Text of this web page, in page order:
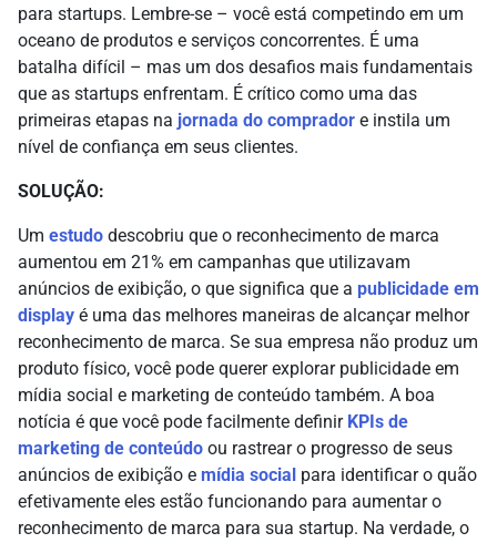
para startups. Lembre-se – você está competindo em um
oceano de produtos e serviços concorrentes. É uma
batalha difícil – mas um dos desafios mais fundamentais
que as startups enfrentam. É crítico como uma das
primeiras etapas na jornada do comprador e instila um
nível de confiança em seus clientes.
SOLUÇÃO:
Um estudo descobriu que o reconhecimento de marca
aumentou em 21% em campanhas que utilizavam
anúncios de exibição, o que significa que a publicidade em
display é uma das melhores maneiras de alcançar melhor
reconhecimento de marca. Se sua empresa não produz um
produto físico, você pode querer explorar publicidade em
mídia social e marketing de conteúdo também. A boa
notícia é que você pode facilmente definir KPIs de
marketing de conteúdo ou rastrear o progresso de seus
anúncios de exibição e mídia social para identificar o quão
efetivamente eles estão funcionando para aumentar o
reconhecimento de marca para sua startup. Na verdade, o